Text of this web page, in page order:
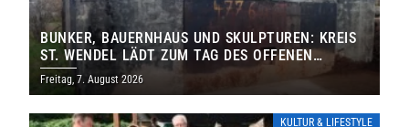
BUNKER, BAUERNHAUS UND SKULPTUREN: KREIS
ST. WENDEL LÄDT ZUM TAG DES OFFENEN
DENKMALS EIN
Freitag, 7. August 2026
KULTUR & LIFESTYLE